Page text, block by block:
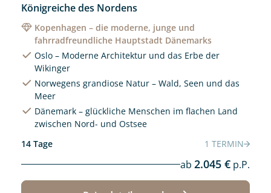
Königreiche des Nordens
Kopenhagen – die moderne, junge und
fahrradfreundliche Hauptstadt Dänemarks
Oslo – Moderne Architektur und das Erbe der
Wikinger
Norwegens grandiose Natur – Wald, Seen und das
Meer
Dänemark – glückliche Menschen im flachen Land
zwischen Nord- und Ostsee
14 Tage
1 TERMIN
ab 2.045 € p.P.